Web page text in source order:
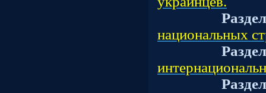
Раздел
национальных
Раздел
Раздел